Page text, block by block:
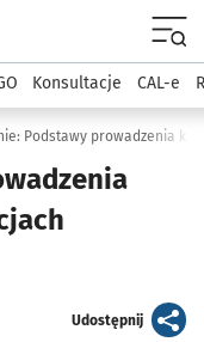
Rozmawia
Konsultacje CAL-e
Podstawy prowadzenia
Udostępnijartykuł